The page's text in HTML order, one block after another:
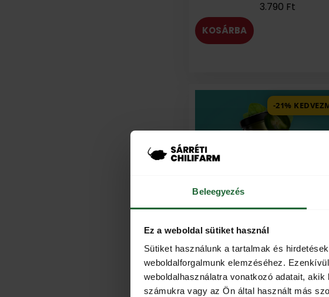
Beleegyezés
Ez a weboldal sütiket használ
Sütiket használunk a tartalmak és
weboldalforgalmunk elemzéséhez.
weboldalhasználatra vonatkozó adatait,
számukra vagy az Ön által használt más
3.790 Ft
KOSÁRBA
Tetétleni Fantom | Csípős
szósz 200g
(4vásárlói értékelés)
-21%